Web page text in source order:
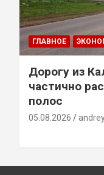
ГЛАВНОЕ
Дорогу из
частично
полос
05.08.2026